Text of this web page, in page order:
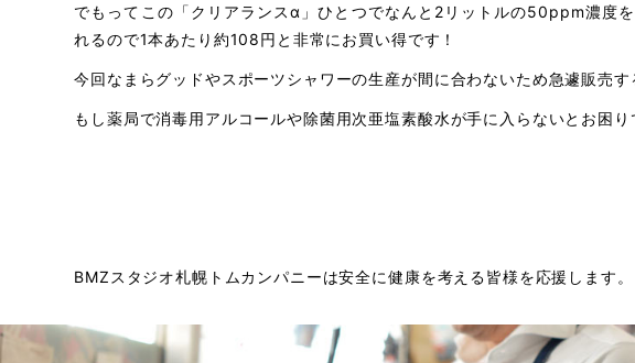
でもってこの「クリアランスα」ひとつでなんと2リットルの50ppm濃度
れるので1本あたり約108円と非常にお買い得です！
今回なまらグッドやスポーツシャワーの生産が間に合わないため急遽販売す
もし薬局で消毒用アルコールや除菌用次亜塩素酸水が手に入らないとお困り
BMZスタジオ札幌トムカンパニーは安全に健康を考える皆様を応援します。